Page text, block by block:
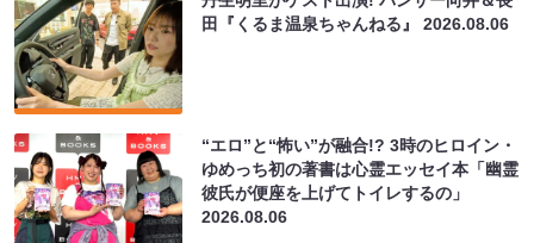
田『くるま温泉ちゃんねる』2026.08.06
“エロ”と“怖い”が融合!? 3時のヒロイン・
ゆめっち初の著書は心霊エッセイ本「幽霊
彼氏が便座を上げてトイレするの」
2026.08.06